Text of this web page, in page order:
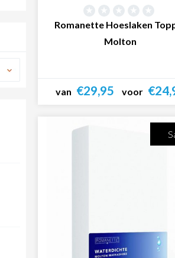
Romanette Hoeslaken
Molton
van €29,95 voor